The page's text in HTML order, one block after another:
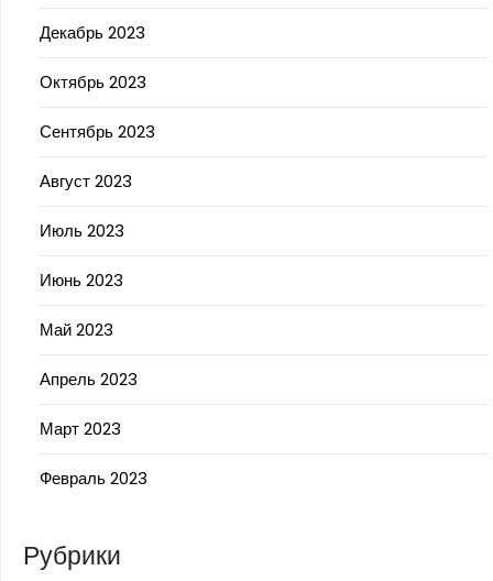
Декабрь 2023
Октябрь 2023
Сентябрь 2023
Август 2023
Июль 2023
Июнь 2023
Май 2023
Апрель 2023
Март 2023
Февраль 2023
Рубрики